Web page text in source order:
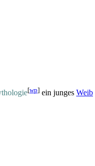
[wp] ein junges Weib